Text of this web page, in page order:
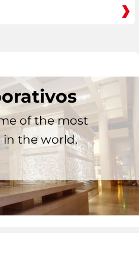
of the most
in the world.